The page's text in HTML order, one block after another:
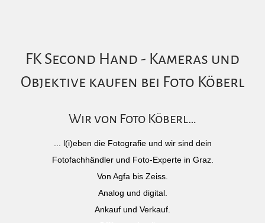
FK Second Hand - Kameras und
Objektive kaufen bei Foto Köberl
Wir von Foto Köberl…
... l(i)eben die Fotografie und wir sind dein
Fotofachhändler und Foto-Experte in Graz.
Von Agfa bis Zeiss.
Analog und digital.
Ankauf und Verkauf.